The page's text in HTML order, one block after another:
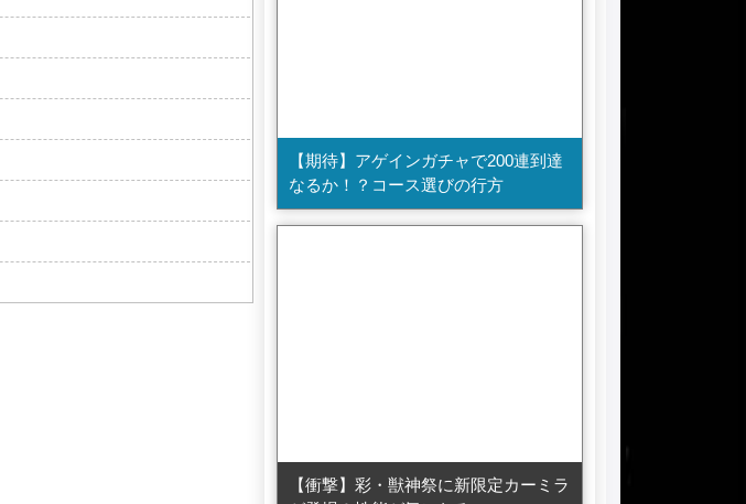
【期待】アゲインガチャで200連到達
なるか！？コース選びの行方
【衝撃】彩・獣神祭に新限定カーミラ